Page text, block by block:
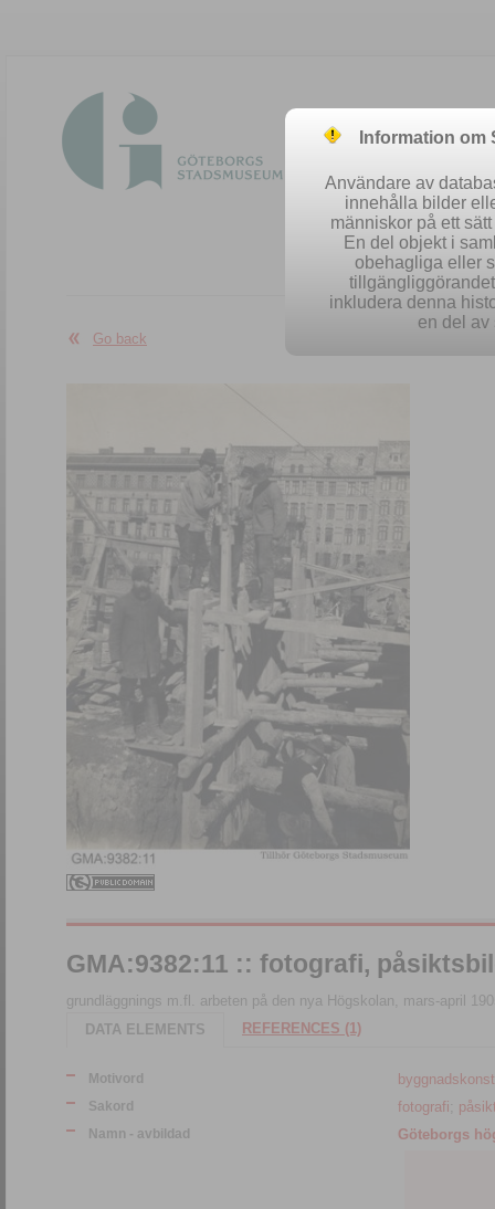
Easy
Go back
GMA:9382:11 :: fotografi,
grundläggnings m.fl. arbeten på den nya Högskolan, mars-april
DATA ELEMENTS
REFERENCES (1)
Motivord
Sakord fotografi
Namn - avbildad Göteborgs
Information
Användare av
innehålla bilder
människor på ett
En del objekt i
obehagliga eller
inkludera denna
en del av